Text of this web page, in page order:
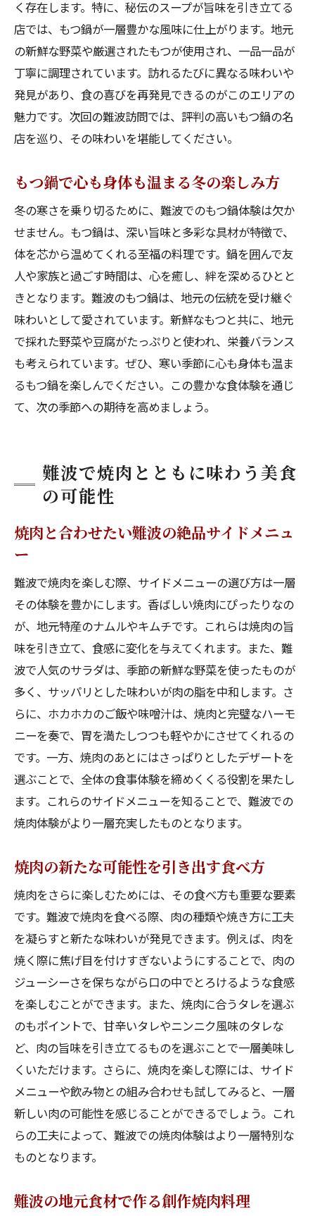
く存在します。特に、秘伝のスープが旨味を引き立てる
店では、もつ鍋が一層豊かな風味に仕上がります。地元
の新鮮な野菜や厳選されたもつが使用され、一品一品が
丁寧に調理されています。訪れるたびに異なる味わいや
発見があり、食の喜びを再発見できるのがこのエリアの
魅力です。次回の難波訪問では、評判の高いもつ鍋の名
店を巡り、その味わいを堪能してください。
もつ鍋で心も身体も温まる冬の楽しみ方
冬の寒さを乗り切るために、難波でのもつ鍋体験は欠か
せません。もつ鍋は、深い旨味と多彩な具材が特徴で、
体を芯から温めてくれる至福の料理です。鍋を囲んで友
人や家族と過ごす時間は、心を癒し、絆を深めるひとと
きとなります。難波のもつ鍋は、地元の伝統を受け継ぐ
味わいとして愛されています。新鮮なもつと共に、地元
で採れた野菜や豆腐がたっぷりと使われ、栄養バランス
も考えられています。ぜひ、寒い季節に心も身体も温ま
るもつ鍋を楽しんでください。この豊かな食体験を通じ
て、次の季節への期待を高めましょう。
難波で焼肉とともに味わう美食
の可能性
焼肉と合わせたい難波の絶品サイドメニュ
ー
難波で焼肉を楽しむ際、サイドメニューの選び方は一層
その体験を豊かにします。香ばしい焼肉にぴったりなの
が、地元特産のナムルやキムチです。これらは焼肉の旨
味を引き立て、食感に変化を与えてくれます。また、難
波で人気のサラダは、季節の新鮮な野菜を使ったものが
多く、サッパリとした味わいが肉の脂を中和します。さ
らに、ホカホカのご飯や味噌汁は、焼肉と完璧なハーモ
ニーを奏で、胃を満たしつつも軽やかにさせてくれるの
です。一方、焼肉のあとにはさっぱりとしたデザートを
選ぶことで、全体の食事体験を締めくくる役割を果たし
ます。これらのサイドメニューを知ることで、難波での
焼肉体験がより一層充実したものとなります。
焼肉の新たな可能性を引き出す食べ方
焼肉をさらに楽しむためには、その食べ方も重要な要素
です。難波で焼肉を食べる際、肉の種類や焼き方に工夫
を凝らすと新たな味わいが発見できます。例えば、肉を
焼く際に焦げ目を付けすぎないようにすることで、肉の
ジューシーさを保ちながら口の中でとろけるような食感
を楽しむことができます。また、焼肉に合うタレを選ぶ
のもポイントで、甘辛いタレやニンニク風味のタレな
ど、肉の旨味を引き立てるものを選ぶことで一層美味し
くいただけます。さらに、焼肉を楽しむ際には、サイド
メニューや飲み物との組み合わせも試してみると、一層
新しい肉の可能性を感じることができるでしょう。これ
らの工夫によって、難波での焼肉体験はより一層特別な
ものとなります。
難波の地元食材で作る創作焼肉料理